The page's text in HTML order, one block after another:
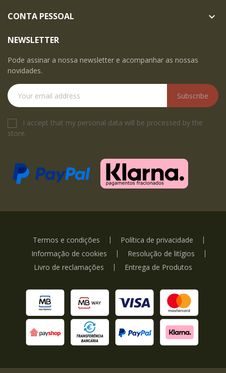
CONTA PESSOAL 
NEWSLETTER
Pode assinar a nossa newsletter e acompanhar as nossas
novidades.
Subscribe
I accept that my personal data will be processed by the
store.
Termos e condições
Política de privacidade
Informação de cookies
Resolução de litígios
Livro de reclamações
Entrega de Produtos